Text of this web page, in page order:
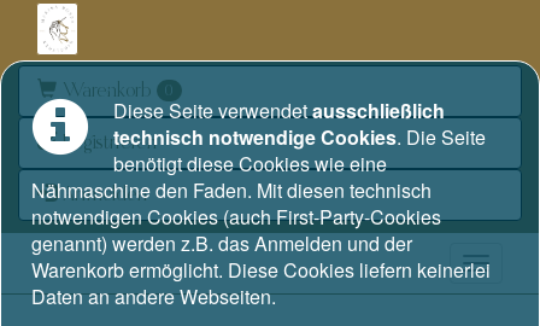
Warenkorb 0
Registrieren
Anmelden
Diese Seite verwendetausschließlich
technisch notwendige Cookies. Die Seite
benötigt diese Cookies wie eine
Nähmaschine den Faden. Mit diesen technisch
notwendigen Cookies (auch First-Party-Cookies
genannt) werden z.B. das Anmelden und der
Warenkorb ermöglicht. Diese Cookies liefern keinerlei
Daten an andere Webseiten.